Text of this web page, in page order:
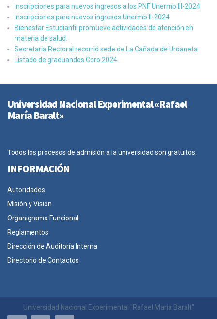
Inscripciones para nuevos ingresos a los PNF Unermb III-2024
Inscripciones para nuevos ingresos Unermb II-2024
Bienestar Estudiantil promueve actividades de atención en
materia de salud.
Secretaria Rectoral recorrió sede de La Cañada de Urdaneta
Listado de graduandos Coro 2024
Universidad Nacional Experimental «Rafael
María Baralt»
Todos los procesos de admisión a la universidad son gratuitos.
INFORMACIÓN
Autoridades
Misión y Visión
Organigrama Funcional
Reglamentos
Dirección de Auditoría Interna
Directorio de Contactos
Universidad Nacional Experimental "Rafael Maria Baralt"